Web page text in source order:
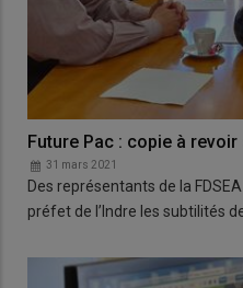
Future Pac : copie à revoir
31 mars 2021
Des représentants de la
préfet de l’Indre les subtilités